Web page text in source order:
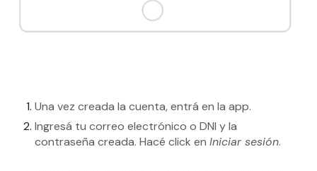
Una vez creada la cuenta, entrá en la app.
Ingresá tu correo electrónico o DNI y la
contraseña creada. Hacé click enIniciar sesión.